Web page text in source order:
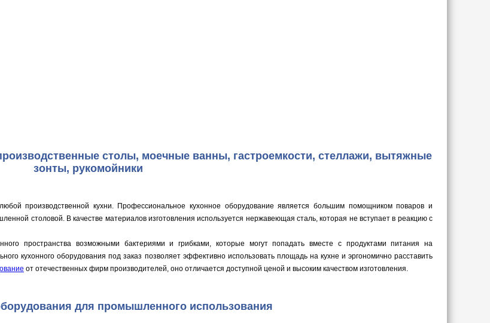
столы, моечные ванны, гастроемкости, стеллажи, вытяжные
зонты, рукомойники
производственной кухни. Профессиональное кухонное оборудование является большим помощником поваров и
столовой. В качестве материалов изготовления используется нержавеющая сталь, которая не вступает в реакцию с
пространства возможными бактериями и грибками, которые могут попадать вместе с продуктами питания на
кухонного оборудования под заказ позволяет эффективно использовать площадь на кухне и эргономично расставить
от отечественных фирм производителей, оно отличается доступной ценой и высоким качеством изготовления.
для промышленного использования